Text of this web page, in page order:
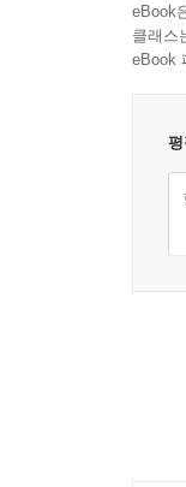
--- p.297
eBook
클래스
eBook
평